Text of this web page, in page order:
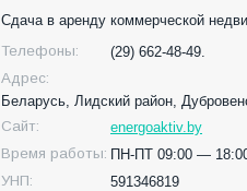
Сдача в аренду коммерческой
Телефоны:
(29) 662-48-49.
Адрес:
Беларусь, Лидский район,
Сайт:
energoaktiv.by
Время работы: ПН-ПТ 09:00 —
УНП:
591346819